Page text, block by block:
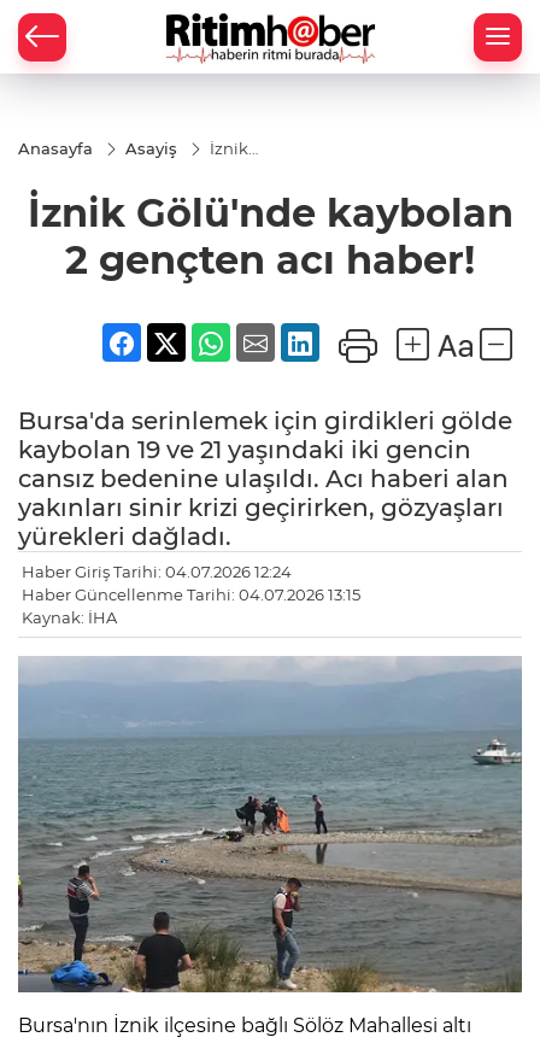
Anasayfa Asayiş
İznik
2
gençten
haber!
İznik Gölü'nde kaybolan
2 gençten acı haber!
Bursa'da serinlemek için girdikleri gölde
kaybolan 19 ve 21 yaşındaki iki gencin
cansız bedenine ulaşıldı. Acı haberi alan
yakınları sinir krizi geçirirken, gözyaşları
yürekleri dağladı.
Haber Giriş Tarihi: 04.07.2026 12:24
Haber Güncellenme Tarihi: 04.07.2026 13:15
Kaynak: İHA
Bursa'nın İznik ilçesine bağlı Sölöz Mahallesi altı